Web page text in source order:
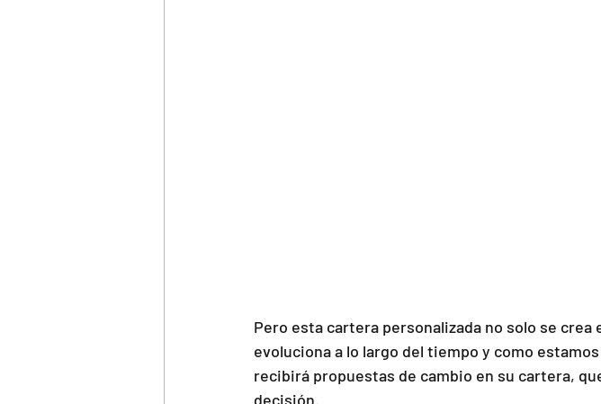
Pero esta cartera personalizada no solo se
evoluciona a lo largo del tiempo y como
recibirá propuestas de cambio en su cartera,
decisión.